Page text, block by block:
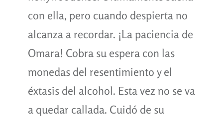
con ella, pero cuando despierta no
alcanza a recordar. ¡La paciencia de
Omara! Cobra su espera con las
monedas del resentimiento y el
éxtasis del alcohol. Esta vez no se va
a quedar callada. Cuidó de su